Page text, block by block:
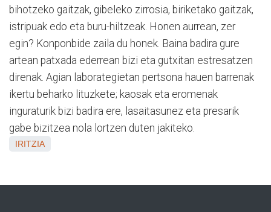
bihotzeko gaitzak, gibeleko zirrosia, biriketako gaitzak,
istripuak edo eta buru-hiltzeak. Honen aurrean, zer
egin? Konponbide zaila du honek. Baina badira gure
artean patxada ederrean bizi eta gutxitan estresatzen
direnak. Agian laborategietan pertsona hauen barrenak
ikertu beharko lituzkete; kaosak eta eromenak
inguraturik bizi badira ere, lasaitasunez eta presarik
gabe bizitzea nola lortzen duten jakiteko.
IRITZIA